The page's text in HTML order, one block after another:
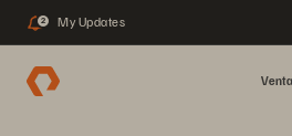
2 My Updates